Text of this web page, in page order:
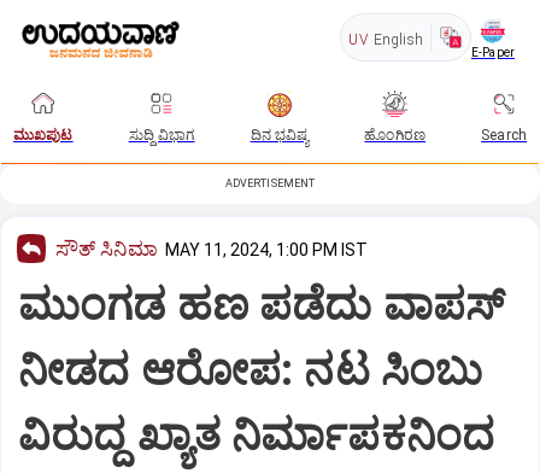
UV English
E-Paper
ಮುಖಪುಟ ಸುದ್ದಿ ವಿಭಾಗ ದಿನ ಭವಿಷ್ಯ ಹೊಂಗಿರಣ Search
ADVERTISEMENT
ಸೌತ್‌ ಸಿನಿಮಾ MAY 11, 2024, 1:00 PM IST
ಮುಂಗಡ ಹಣ ಪಡೆದು ವಾಪಸ್
ನೀಡದ ಆರೋಪ: ನಟ ಸಿಂಬು
ವಿರುದ್ದ ಖ್ಯಾತ ನಿರ್ಮಾಪಕನಿಂದ